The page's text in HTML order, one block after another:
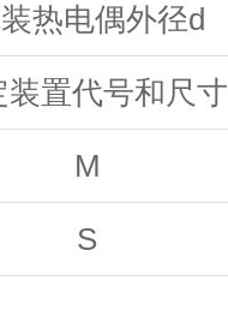
热电偶外径d
装置代号和尺寸
M
S